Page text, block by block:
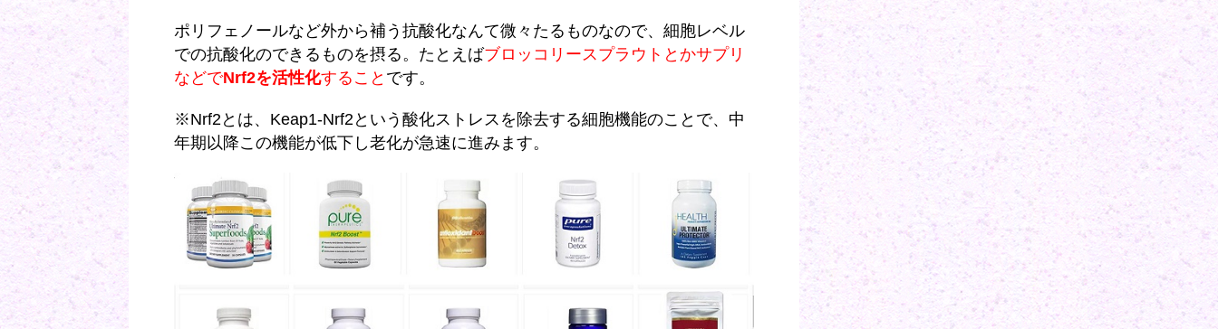
ポリフェノールなど外から補う抗酸化なんて微々たるものなので、細胞レベル
での抗酸化のできるものを摂る。たとえばブロッコリースプラウトとかサプリ
などでNrf2を活性化すること です。
※Nrf2とは、Keap1-Nrf2という酸化ストレスを除去する細胞機能のことで、中
年期以降この機能が低下し老化が急速に進みます。